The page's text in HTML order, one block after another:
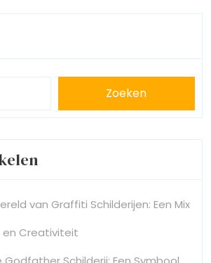
Zoeken
van Graffiti Schilderijen: Een Mix
Creativiteit